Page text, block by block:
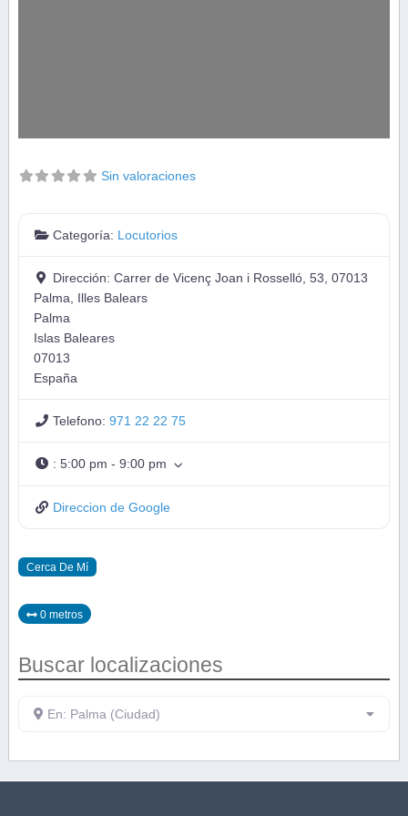
Sin valoraciones
Categoría: Locutorios
Dirección:Carrer de Vicenç Joan i Rosselló, 53, 07013
Palma, Illes Balears
Palma
Islas Baleares
07013
España
Telefono:971 22 22 75
:5:00 pm - 9:00 pm
Direccion de Google
Cerca De Mí
0 metros
Buscar localizaciones
En: Palma (Ciudad)